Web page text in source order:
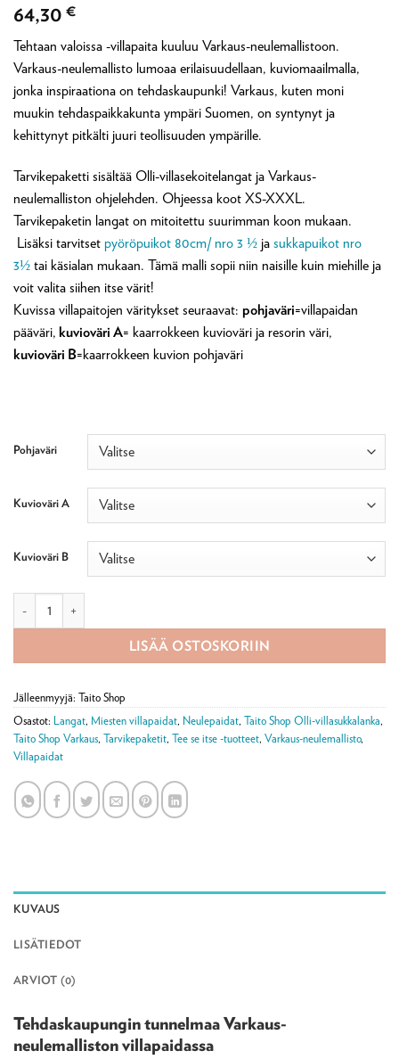
64,30 €
Tehtaan valoissa -villapaita kuuluu Varkaus-neulemallistoon.
Varkaus-neulemallisto lumoaa erilaisuudellaan, kuviomaailmalla,
jonka inspiraationa on tehdaskaupunki! Varkaus, kuten moni
muukin tehdaspaikkakunta ympäri Suomen, on syntynyt ja
kehittynyt pitkälti juuri teollisuuden ympärille.
Tarvikepaketti sisältää Olli-villasekoitelangat ja Varkaus-
neulemalliston ohjelehden. Ohjeessa koot XS-XXXL.
Tarvikepaketin langat on mitoitettu suurimman koon mukaan.
Lisäksi tarvitset pyöröpuikot 80cm/ nro 3 ½ ja sukkapuikot nro
3½ tai käsialan mukaan. Tämä malli sopii niin naisille kuin miehille ja
voit valita siihen itse värit!
Kuvissa villapaitojen väritykset seuraavat: pohjaväri=villapaidan
pääväri, kuvioväri A= kaarrokkeen kuvioväri ja resorin väri,
kuvioväri B=kaarrokkeen kuvion pohjaväri
Pohjaväri
Kuvioväri A
Kuvioväri B
LISÄÄ OSTOSKORIIN
Jälleenmyyjä: Taito Shop
Osastot: Langat, Miesten villapaidat, Neulepaidat, Taito Shop Olli-villasukkalanka,
Taito Shop Varkaus, Tarvikepaketit, Tee se itse -tuotteet, Varkaus-neulemallisto,
Villapaidat
KUVAUS
LISÄTIEDOT
ARVIOT (0)
Tehdaskaupungin tunnelmaa Varkaus-
neulemalliston villapaidassa